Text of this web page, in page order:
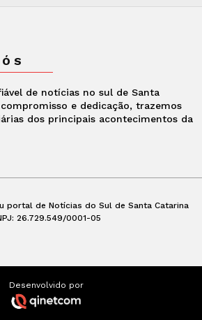
de notícias no sul de Santa
e dedicação, trazemos
dos principais acontecimentos da
portal de Notícias do Sul de Santa Catarina
26.729.549/0001-05
Desenvolvido por